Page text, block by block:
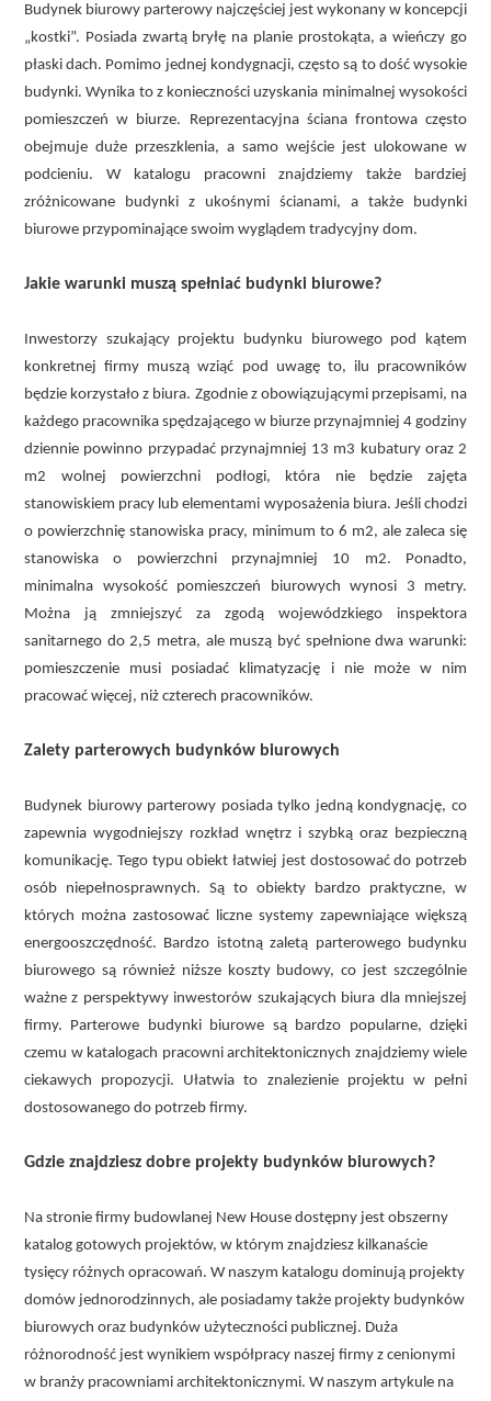
Budynek biurowy parterowy najczęściej jest wykonany w koncepcji
„kostki”. Posiada zwartą bryłę na planie prostokąta, a wieńczy go
płaski dach. Pomimo jednej kondygnacji, często są to dość wysokie
budynki. Wynika to z konieczności uzyskania minimalnej wysokości
pomieszczeń w biurze. Reprezentacyjna ściana frontowa często
obejmuje duże przeszklenia, a samo wejście jest ulokowane w
podcieniu. W katalogu pracowni znajdziemy także bardziej
zróżnicowane budynki z ukośnymi ścianami, a także budynki
biurowe przypominające swoim wyglądem tradycyjny dom.
Jakie warunki muszą spełniać budynki biurowe?
Inwestorzy szukający projektu budynku biurowego pod kątem
konkretnej firmy muszą wziąć pod uwagę to, ilu pracowników
będzie korzystało z biura. Zgodnie z obowiązującymi przepisami, na
każdego pracownika spędzającego w biurze przynajmniej 4 godziny
dziennie powinno przypadać przynajmniej 13 m3 kubatury oraz 2
m2 wolnej powierzchni podłogi, która nie będzie zajęta
stanowiskiem pracy lub elementami wyposażenia biura. Jeśli chodzi
o powierzchnię stanowiska pracy, minimum to 6 m2, ale zaleca się
stanowiska o powierzchni przynajmniej 10 m2. Ponadto,
minimalna wysokość pomieszczeń biurowych wynosi 3 metry.
Można ją zmniejszyć za zgodą wojewódzkiego inspektora
sanitarnego do 2,5 metra, ale muszą być spełnione dwa warunki:
pomieszczenie musi posiadać klimatyzację i nie może w nim
pracować więcej, niż czterech pracowników.
Zalety parterowych budynków biurowych
Budynek biurowy parterowy posiada tylko jedną kondygnację, co
zapewnia wygodniejszy rozkład wnętrz i szybką oraz bezpieczną
komunikację. Tego typu obiekt łatwiej jest dostosować do potrzeb
osób niepełnosprawnych. Są to obiekty bardzo praktyczne, w
których można zastosować liczne systemy zapewniające większą
energooszczędność. Bardzo istotną zaletą parterowego budynku
biurowego są również niższe koszty budowy, co jest szczególnie
ważne z perspektywy inwestorów szukających biura dla mniejszej
firmy. Parterowe budynki biurowe są bardzo popularne, dzięki
czemu w katalogach pracowni architektonicznych znajdziemy wiele
ciekawych propozycji. Ułatwia to znalezienie projektu w pełni
dostosowanego do potrzeb firmy.
Gdzie znajdziesz dobre projekty budynków biurowych?
Na stronie firmy budowlanej New House dostępny jest obszerny
katalog gotowych projektów, w którym znajdziesz kilkanaście
tysięcy różnych opracowań. W naszym katalogu dominują projekty
domów jednorodzinnych, ale posiadamy także projekty budynków
biurowych oraz budynków użyteczności publicznej. Duża
różnorodność jest wynikiem współpracy naszej firmy z cenionymi
w branży pracowniami architektonicznymi. W naszym artykule na